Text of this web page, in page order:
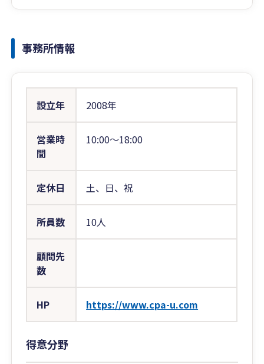
事務所情報
設立年 2008年
営業時
間
10:00〜18:00
定休日 土、日、祝
所員数 10人
顧問先
数
HP https://www.cpa-u.com
得意分野